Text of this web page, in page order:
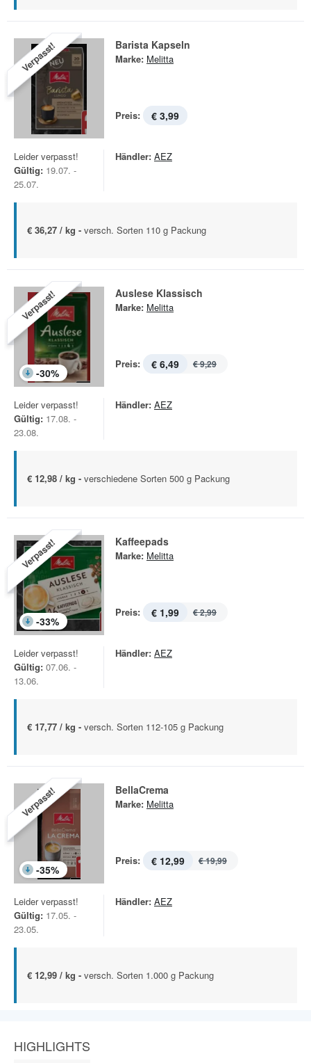
Verpasst! Barista Kapseln
Marke: Melitta
Preis: € 3,99
Leider verpasst!
Gültig: 19.07. -
25.07.
Händler: AEZ
€ 36,27 / kg - versch. Sorten 110 g Packung
Verpasst!
-30%
Auslese Klassisch
Marke: Melitta
Preis: € 6,49 € 9,29
Leider verpasst!
Gültig: 17.08. -
23.08.
Händler: AEZ
€ 12,98 / kg - verschiedene Sorten 500 g Packung
Verpasst!
-33%
Kaffeepads
Marke: Melitta
Preis: € 1,99 € 2,99
Leider verpasst!
Gültig: 07.06. -
13.06.
Händler: AEZ
€ 17,77 / kg - versch. Sorten 112-105 g Packung
Verpasst!
-35%
BellaCrema
Marke: Melitta
Preis: € 12,99 € 19,99
Leider verpasst!
Gültig: 17.05. -
23.05.
Händler: AEZ
€ 12,99 / kg - versch. Sorten 1.000 g Packung
HIGHLIGHTS